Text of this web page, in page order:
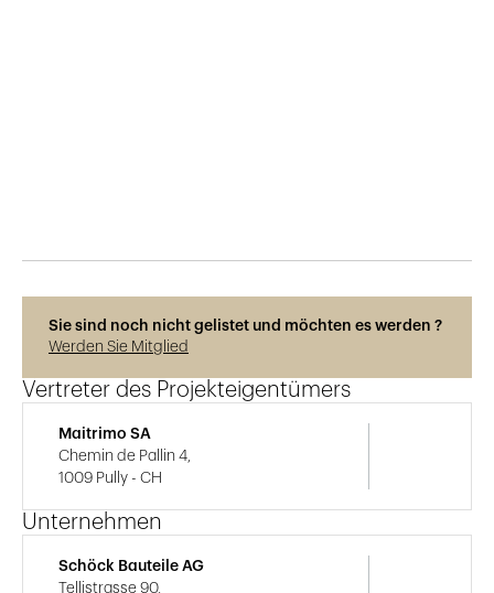
Sie sind noch nicht gelistet und möchten es werden ?
Werden Sie Mitglied
Vertreter des Projekteigentümers
Maitrimo SA
Chemin de Pallin 4,
1009 Pully - CH
Unternehmen
Schöck Bauteile AG
Tellistrasse 90,